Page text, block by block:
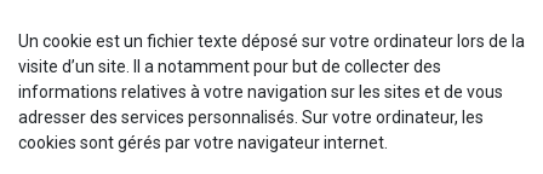
Un cookie est un fichier texte déposé sur votre ordinateur lors de la
visite d’un site. Il a notamment pour but de collecter des
informations relatives à votre navigation sur les sites et de vous
adresser des services personnalisés. Sur votre ordinateur, les
cookies sont gérés par votre navigateur internet.